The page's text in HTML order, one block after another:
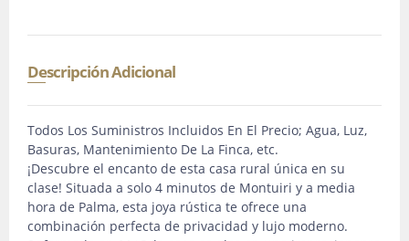
Descripción Adicional
Todos Los Suministros Incluidos En El Precio; Agua, Luz,
Basuras, Mantenimiento De La Finca, etc.
¡Descubre el encanto de esta casa rural única en su
clase! Situada a solo 4 minutos de Montuiri y a media
hora de Palma, esta joya rústica te ofrece una
combinación perfecta de privacidad y lujo moderno.